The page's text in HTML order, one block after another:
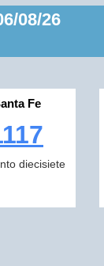
08/26
Fe
diecisiete